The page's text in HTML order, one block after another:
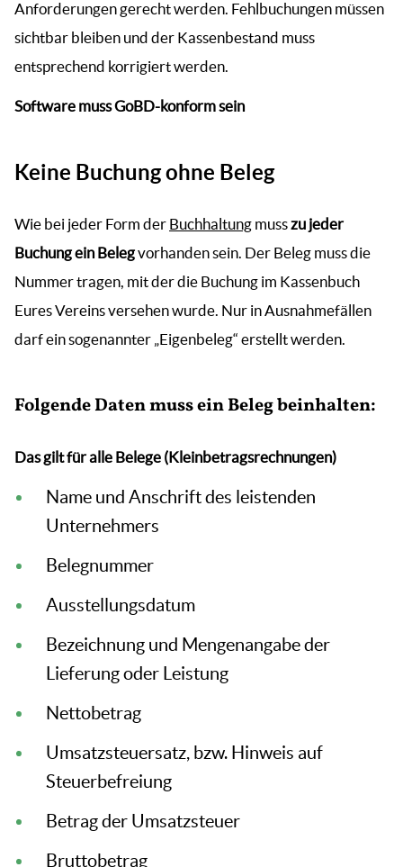
Anforderungen gerecht werden. Fehlbuchungen müssen
sichtbar bleiben und der Kassenbestand muss
entsprechend korrigiert werden.
Software muss GoBD-konform sein
Keine Buchung ohne Beleg
Wie bei jeder Form der Buchhaltung musszu jeder
Buchung ein Belegvorhanden sein. Der Beleg muss die
Nummer tragen, mit der die Buchung im Kassenbuch
Eures Vereins versehen wurde. Nur in Ausnahmefällen
darf ein sogenannter „Eigenbeleg“ erstellt werden.
Folgende Daten muss ein Beleg beinhalten:
Das gilt für alle Belege (Kleinbetragsrechnungen)
Name und Anschrift des leistenden
Unternehmers
Belegnummer
Ausstellungsdatum
Bezeichnung und Mengenangabe der
Lieferung oder Leistung
Nettobetrag
Umsatzsteuersatz, bzw. Hinweis auf
Steuerbefreiung
Betrag der Umsatzsteuer
Bruttobetrag